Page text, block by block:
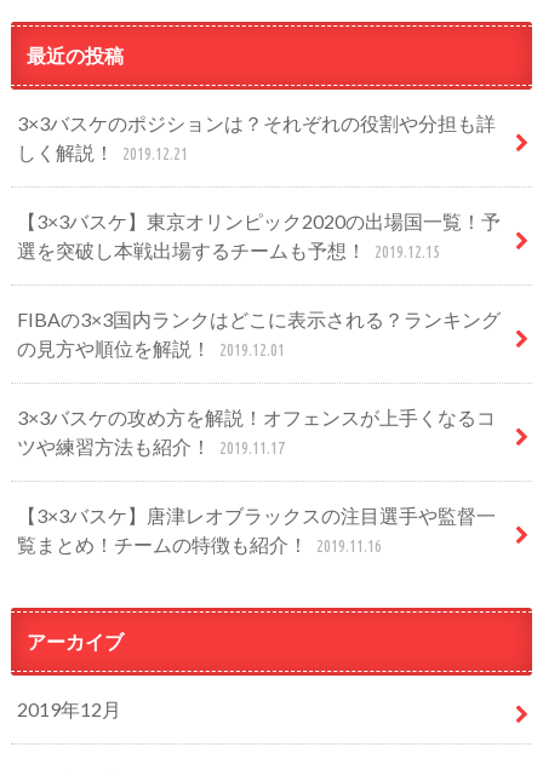
最近の投稿
3×3バスケのポジションは？それぞれの役割や分担も詳
しく解説！
2019.12.21
【3×3バスケ】東京オリンピック2020の出場国一覧！予
選を突破し本戦出場するチームも予想！
2019.12.15
FIBAの3×3国内ランクはどこに表示される？ランキング
の見方や順位を解説！
2019.12.01
3×3バスケの攻め方を解説！オフェンスが上手くなるコ
ツや練習方法も紹介！
2019.11.17
【3×3バスケ】唐津レオブラックスの注目選手や監督一
覧まとめ！チームの特徴も紹介！
2019.11.16
アーカイブ
2019年12月